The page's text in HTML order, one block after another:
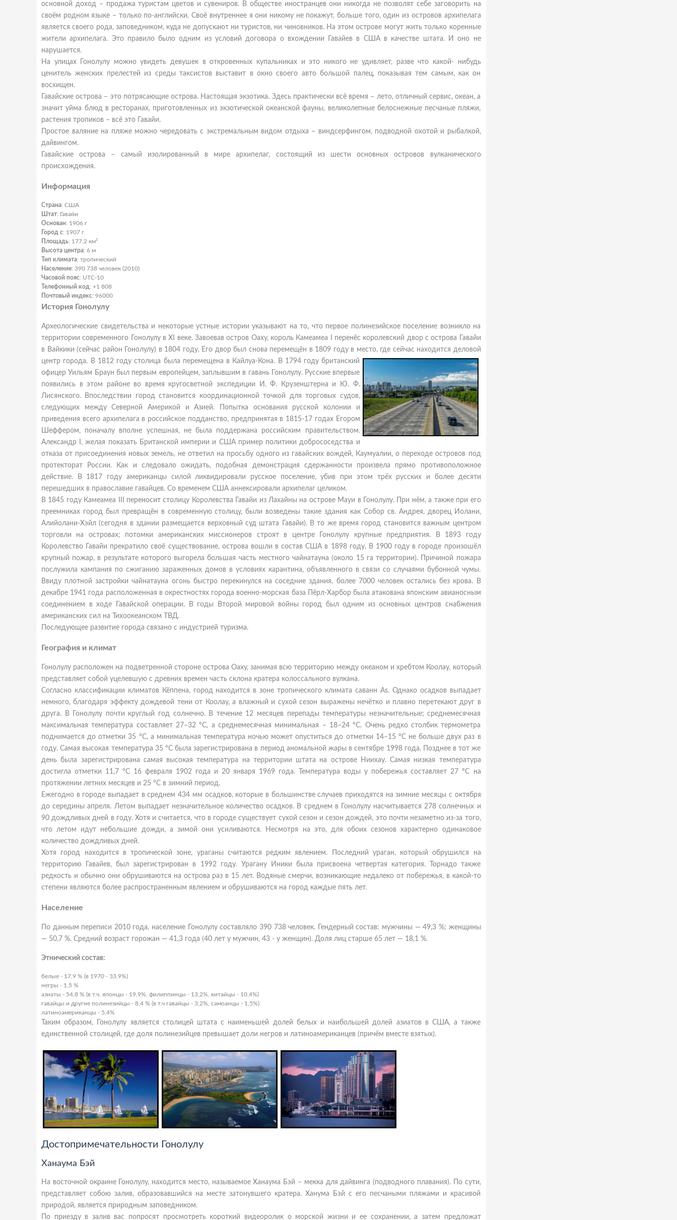
основной доход – продажа туристам цветов и сувениров. В обществе иностранцев они никогда не позволят себе заговорить на
своём родном языке – только по-английски. Своё внутреннее я они никому не покажут, больше того, один из островов архипелага
является своего рода, заповедником, куда не допускают ни туристов, ни чиновников. На этом острове могут жить только коренные
жители архипелага. Это правило было одним из условий договора о вхождении Гавайев в США в качестве штата. И оно не
нарушается.
На улицах Гонолулу можно увидеть девушек в откровенных купальниках и это никого не удивляет, разве что какой- нибудь
ценитель женских прелестей из среды таксистов выставит в окно своего авто большой палец, показывая тем самым, как он
восхищен.
Гавайские острова – это потрясающие острова. Настоящая экзотика. Здесь практически всё время – лето, отличный сервис, океан, а
значит уйма блюд в ресторанах, приготовленных из экзотической океанской фауны, великолепные белоснежные песчаные пляжи,
растения тропиков – всё это Гавайи.
Простое валяние на пляже можно чередовать с экстремальным видом отдыха – виндсерфингом, подводной охотой и рыбалкой,
дайвингом.
Гавайские острова – самый изолированный в мире архипелаг, состоящий из шести основных островов вулканического
происхождения.
Информация
Страна: США
Штат: Гавайи
Основан: 1906 г
Город с: 1907 г
Площадь: 177,2 км²
Высота центра: 6 м
Тип климата: тропический
Население: 390 738 человек (2010)
Часовой пояс: UTC-10
Телефонный код: +1 808
Почтовый индекс: 96000
История Гонолулу
Археологические свидетельства и некоторые устные истории указывают на то, что первое полинезийское поселение возникло на
территории современного Гонолулу в XI веке. Завоевав остров Оаху, король Камеамеа I перенёс королевский двор с острова Гавайи
в Вайкики (сейчас район Гонолулу) в 1804 году. Его двор был снова перемещён в 1809 году в место, где сейчас находится деловой
центр города. В 1812 году столица была перемещена в Кайлуа-Кона. В 1794 году британский
офицер Уильям Браун был первым европейцем, заплывшим в гавань Гонолулу. Русские впервые
появились в этом районе во время кругосветной экспедиции И. Ф. Крузенштерна и Ю. Ф.
Лисянского. Впоследствии город становится координационной точкой для торговых судов,
следующих между Северной Америкой и Азией. Попытка основания русской колонии и
приведения всего архипелага в российское подданство, предпринятая в 1815-17 годах Егором
Шеффером, поначалу вполне успешная, не была поддержана российским правительством.
Александр I, желая показать Британской империи и США пример политики добрососедства и
отказа от присоединения новых земель, не ответил на просьбу одного из гавайских вождей, Каумуалии, о переходе островов под
протекторат России. Как и следовало ожидать, подобная демонстрация сдержанности произвела прямо противоположное
действие. В 1817 году американцы силой ликвидировали русское поселение, убив при этом трёх русских и более десяти
перешедших в православие гавайцев. Со временем США аннексировали архипелаг целиком.
В 1845 году Камеамеа III переносит столицу Королевства Гавайи из Лахайны на острове Мауи в Гонолулу. При нём, а также при его
преемниках город был превращён в современную столицу, были возведены такие здания как Собор св. Андрея, дворец Иолани,
Алийолани-Хэйл (сегодня в здании размещается верховный суд штата Гавайи). В то же время город становится важным центром
торговли на островах; потомки американских миссионеров строят в центре Гонолулу крупные предприятия. В 1893 году
Королевство Гавайи прекратило своё существование, острова вошли в состав США в 1898 году. В 1900 году в городе произошёл
крупный пожар, в результате которого выгорела большая часть местного чайнатауна (около 15 га территории). Причиной пожара
послужила кампания по сжиганию зараженных домов в условиях карантина, объявленного в связи со случаями бубонной чумы.
Ввиду плотной застройки чайнатауна огонь быстро перекинулся на соседние здания, более 7000 человек остались без крова. В
декабре 1941 года расположенная в окрестностях города военно-морская база Пёрл-Харбор была атакована японским авианосным
соединением в ходе Гавайской операции. В годы Второй мировой войны город был одним из основных центров снабжения
американских сил на Тихоокеанском ТВД.
Последующее развитие города связано с индустрией туризма.
География и климат
Гонолулу расположен на подветренной стороне острова Оаху, занимая всю территорию между океаном и хребтом Коолау, который
представляет собой уцелевшую с древних времен часть склона кратера колоссального вулкана.
Согласно классификации климатов Кёппена, город находится в зоне тропического климата саванн As. Однако осадков выпадает
немного, благодаря эффекту дождевой тени от Коолау, а влажный и сухой сезон выражены нечётко и плавно перетекают друг в
друга. В Гонолулу почти круглый год солнечно. В течение 12 месяцев перепады температуры незначительные; среднемесячная
максимальная температура составляет 27–32 °C, а среднемесячная минимальная – 18–24 °C. Очень редко столбик термометра
поднимается до отметки 35 °C, а минимальная температура ночью может опуститься до отметки 14–15 °C не больше двух раз в
году. Самая высокая температура 35 °C была зарегистрирована в период аномальной жары в сентябре 1998 года. Позднее в тот же
день была зарегистрирована самая высокая температура на территории штата на острове Ниихау. Самая низкая температура
достигла отметки 11,7 °C 16 февраля 1902 года и 20 января 1969 года. Температура воды у побережья составляет 27 °C на
протяжении летних месяцев и 25 °C в зимний период.
Ежегодно в городе выпадает в среднем 434 мм осадков, которые в большинстве случаев приходятся на зимние месяцы с октября
до середины апреля. Летом выпадает незначительное количество осадков. В среднем в Гонолулу насчитывается 278 солнечных и
90 дождливых дней в году. Хотя и считается, что в городе существует сухой сезон и сезон дождей, это почти незаметно из-за того,
что летом идут небольшие дожди, а зимой они усиливаются. Несмотря на это, для обоих сезонов характерно одинаковое
количество дождливых дней.
Хотя город находится в тропической зоне, ураганы считаются редким явлением. Последний ураган, который обрушился на
территорию Гавайев, был зарегистрирован в 1992 году. Урагану Иники была присвоена четвертая категория. Торнадо также
редкость и обычно они обрушиваются на острова раз в 15 лет. Водяные смерчи, возникающие недалеко от побережья, в какой-то
степени являются более распространенным явлением и обрушиваются на город каждые пять лет.
Население
По данным переписи 2010 года, население Гонолулу составляло 390 738 человек. Гендерный состав: мужчины — 49,3 %; женщины
— 50,7 %. Средний возраст горожан — 41,3 года (40 лет у мужчин, 43 - у женщин). Доля лиц старше 65 лет — 18,1 %.
Этнический состав:
белые - 17,9 % (в 1970 - 33,9%)
негры - 1,5 %
азиаты - 54,8 % (в т.ч. японцы - 19,9%, филиппинцы - 13,2%, китайцы - 10,4%)
гавайцы и другие полинезийцы - 8,4 % (в т.ч гавайцы - 3,2%, самоанцы - 1,5%)
латиноамериканцы - 5,4%
Таким образом, Гонолулу является столицей штата с наименьшей долей белых и наибольшей долей азиатов в США, а также
единственной столицей, где доля полинезийцев превышает доли негров и латиноамериканцев (причём вместе взятых).
Достопримечательности Гонолулу
Ханаума Бэй
На восточной окраине Гонолулу, находится место, называемое Ханаума Бэй – мекка для дайвинга (подводного плавания). По сути,
представляет собою залив, образовавшийся на месте затонувшего кратера. Ханума Бэй с его песчаными пляжами и красивой
природой, является природным заповедником.
По приезду в залив вас попросят просмотреть короткий видеоролик о морской жизни и ее сохранении, а затем предложат